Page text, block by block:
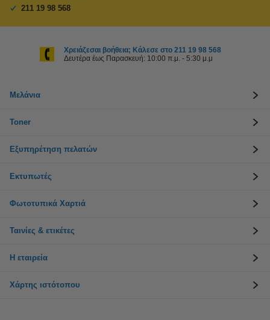
211 19 98 568
Χρειάζεσαι βοήθεια; Κάλεσε στο 211 19 98 568
Δευτέρα έως Παρασκευή: 10:00 π.μ. - 5:30 μ.μ
Μελάνια
Toner
Εξυπηρέτηση πελατών
Εκτυπωτές
Φωτοτυπικά Χαρτιά
Ταινίες & ετικέτες
Η εταιρεία
Χάρτης ιστότοπου